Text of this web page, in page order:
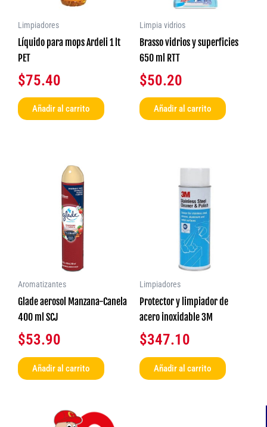
Limpiadores
Líquido para mops Ardeli 1 lt
PET
$75.40
Añadir al carrito
Limpia vidrios
Brasso vidrios y superficies
650 ml RTT
$50.20
Añadir al carrito
Aromatizantes
Glade aerosol Manzana-Canela
400 ml SCJ
$53.90
Añadir al carrito
Limpiadores
Protector y limpiador de
acero inoxidable 3M
$347.10
Añadir al carrito